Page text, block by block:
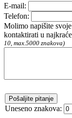
E-mail:
Telefon:
Molimo napišite
kontaktirati u
10, max.5000 znakova)
Uneseno znakova: